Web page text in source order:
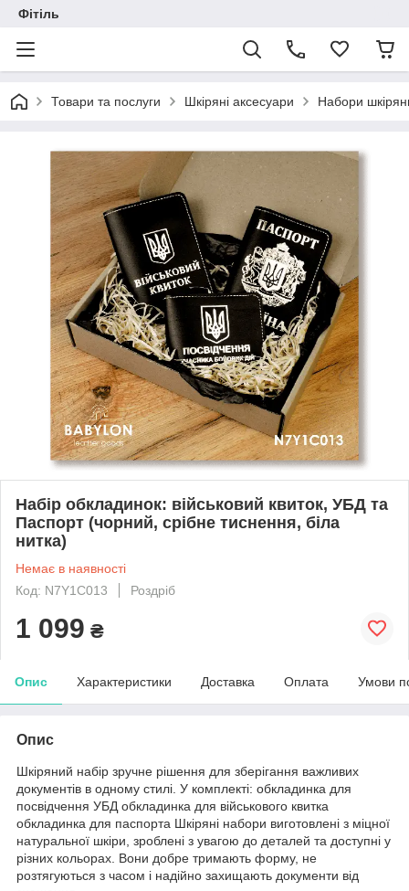
Фітіль
Товари та послуги Шкіряні аксесуари Набори
Набір обкладинок: військовий квиток, УБД та
Паспорт (чорний, срібне тиснення, біла
нитка)
Немає в наявності
Код: N7Y1C013
Роздріб
1 099 ₴
Опис Характеристики Доставка Оплата Умови
Опис
Шкіряний набір зручне рішення для зберігання важливих
документів в одному стилі. У комплекті: обкладинка для
посвідчення УБД обкладинка для військового квитка
обкладинка для паспорта Шкіряні набори виготовлені з міцної
натуральної шкіри, зроблені з увагою до деталей та доступні у
різних кольорах. Вони добре тримають форму, не
розтягуються з часом і надійно захищають документи від